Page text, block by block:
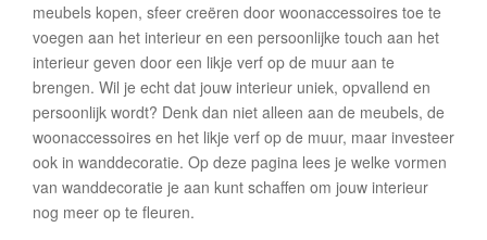
meubels kopen, sfeer creëren door woonaccessoires toe te
voegen aan het interieur en een persoonlijke touch aan het
interieur geven door een likje verf op de muur aan te
brengen. Wil je echt dat jouw interieur uniek, opvallend en
persoonlijk wordt? Denk dan niet alleen aan de meubels, de
woonaccessoires en het likje verf op de muur, maar investeer
ook in wanddecoratie. Op deze pagina lees je welke vormen
van wanddecoratie je aan kunt schaffen om jouw interieur
nog meer op te fleuren.